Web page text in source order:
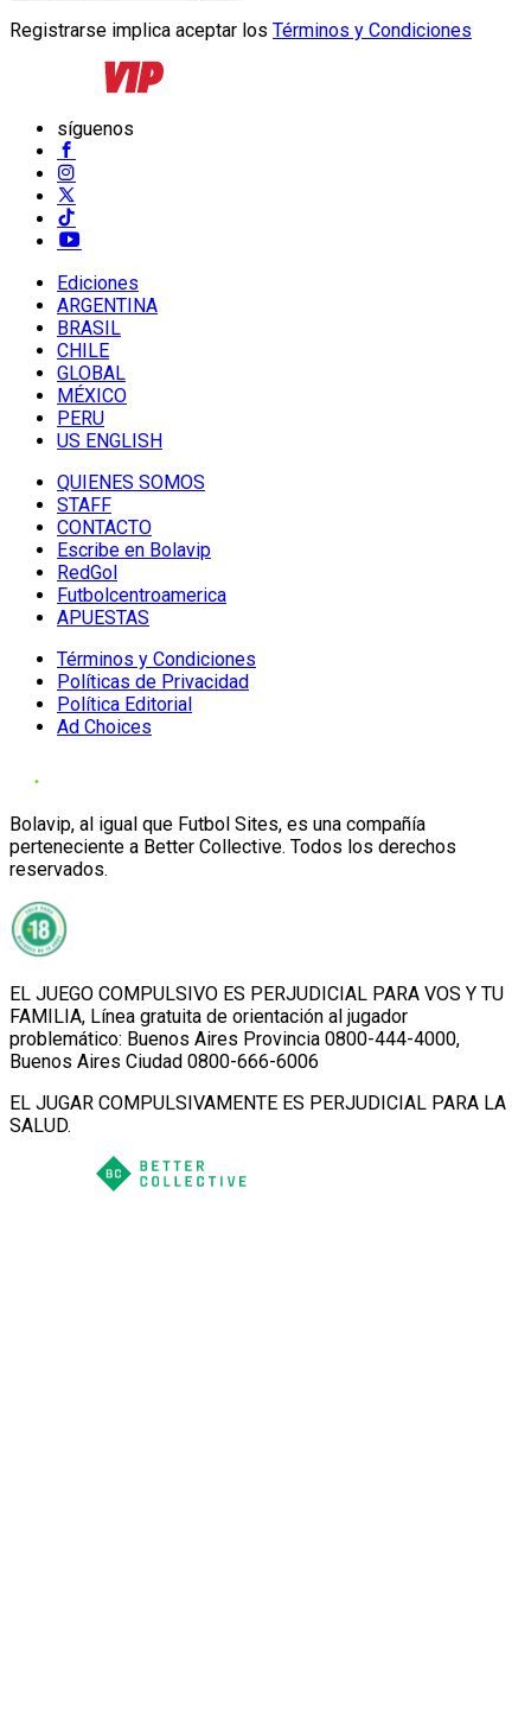
Registrarse implica aceptar los Términos y Condiciones
síguenos
Ediciones
ARGENTINA
BRASIL
CHILE
GLOBAL
MÉXICO
PERU
US ENGLISH
QUIENES SOMOS
STAFF
CONTACTO
Escribe en Bolavip
RedGol
Futbolcentroamerica
APUESTAS
Términos y Condiciones
Políticas de Privacidad
Política Editorial
Ad Choices
Bolavip, al igual que Futbol Sites, es una compañía
perteneciente a Better Collective. Todos los derechos
reservados.
EL JUEGO COMPULSIVO ES PERJUDICIAL PARA VOS Y TU
FAMILIA, Línea gratuita de orientación al jugador
problemático: Buenos Aires Provincia 0800-444-4000,
Buenos Aires Ciudad 0800-666-6006
EL JUGAR COMPULSIVAMENTE ES PERJUDICIAL PARA LA
SALUD.